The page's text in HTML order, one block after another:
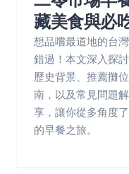
藏美食與必
想品嚐最道地的台
錯過！本文深入探
歷史背景、推薦攤
南，以及常見問題
享，讓你從多角度
的早餐之旅。